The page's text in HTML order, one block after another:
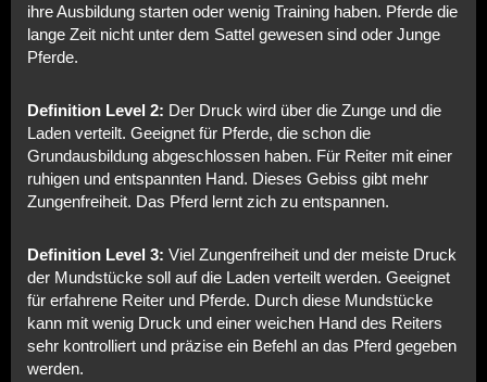
ihre Ausbildung starten oder wenig Training haben. Pferde die
lange Zeit nicht unter dem Sattel gewesen sind oder Junge
Pferde.
Definition Level 2: Der Druck wird über die Zunge und die
Laden verteilt. Geeignet für Pferde, die schon die
Grundausbildung abgeschlossen haben. Für Reiter mit einer
ruhigen und entspannten Hand. Dieses Gebiss gibt mehr
Zungenfreiheit. Das Pferd lernt zich zu entspannen.
Definition Level 3: Viel Zungenfreiheit und der meiste Druck
der Mundstücke soll auf die Laden verteilt werden. Geeignet
für erfahrene Reiter und Pferde. Durch diese Mundstücke
kann mit wenig Druck und einer weichen Hand des Reiters
sehr kontrolliert und präzise ein Befehl an das Pferd gegeben
werden.